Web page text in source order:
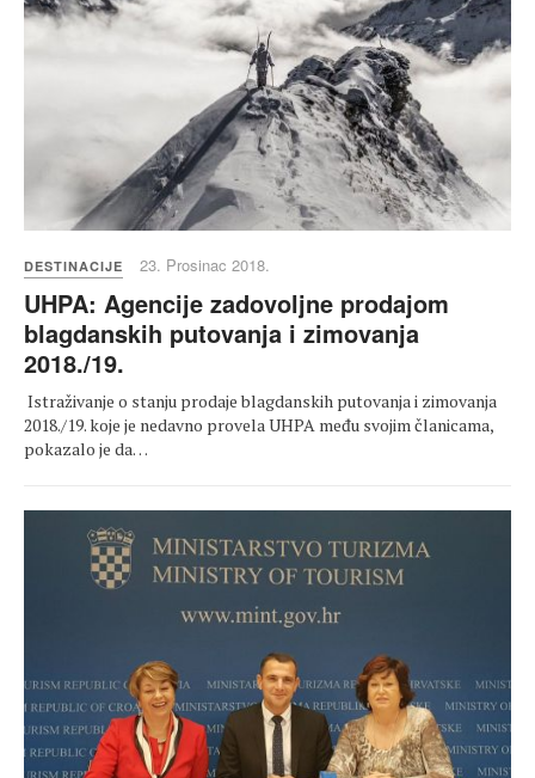
DESTINACIJE 23. Prosinac 2018.
UHPA: Agencije zadovoljne prodajom
blagdanskih putovanja i zimovanja
2018./19.
Istraživanje o stanju prodaje blagdanskih putovanja i zimovanja
2018./19. koje je nedavno provela UHPA među svojim članicama,
pokazalo je da…